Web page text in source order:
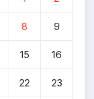
8 9
15 16
22 23